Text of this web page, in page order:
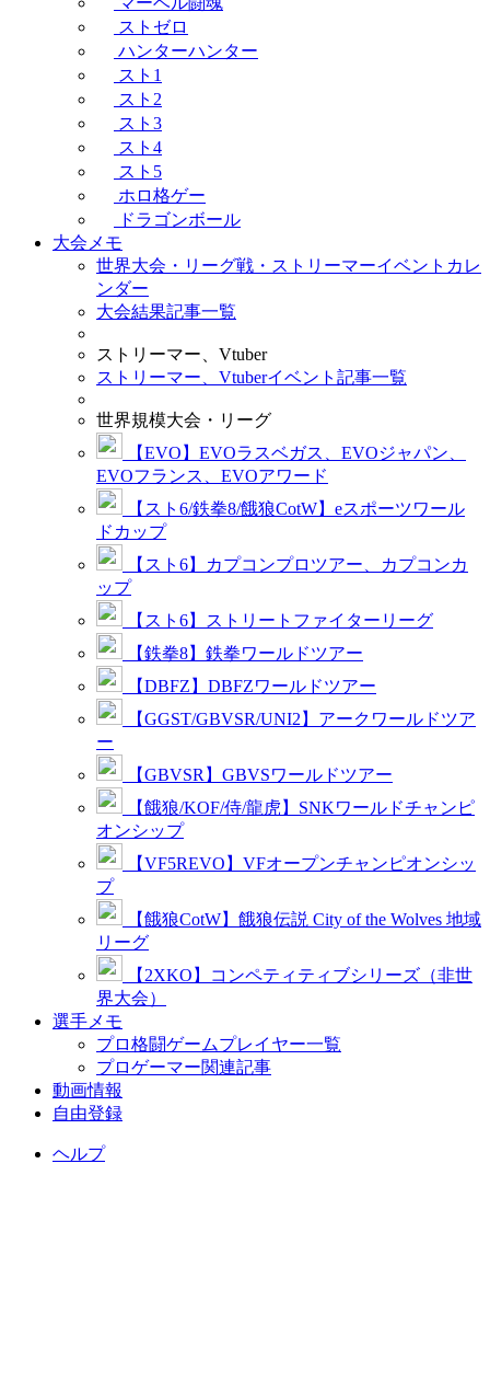
ストゼロ
ハンターハンター
スト1
スト2
スト3
スト4
スト5
ホロ格ゲー
ドラゴンボール
大会メモ
世界大会・リーグ戦・ストリーマーイベントカレ
ンダー
大会結果記事一覧
ストリーマー、Vtuber
ストリーマー、Vtuberイベント記事一覧
世界規模大会・リーグ
【EVO】EVOラスベガス、EVOジャパン、
EVOフランス、EVOアワード
【スト6/鉄拳8/餓狼CotW】eスポーツワール
ドカップ
【スト6】カプコンプロツアー、カプコンカ
ップ
【スト6】ストリートファイターリーグ
【鉄拳8】鉄拳ワールドツアー
【DBFZ】DBFZワールドツアー
【GGST/GBVSR/UNI2】アークワールドツア
ー
【GBVSR】GBVSワールドツアー
【餓狼/KOF/侍/龍虎】SNKワールドチャンピ
オンシップ
【VF5REVO】VFオープンチャンピオンシッ
プ
【餓狼CotW】餓狼伝説 City of the Wolves 地域
リーグ
【2XKO】コンペティティブシリーズ（非世
界大会）
選手メモ
プロ格闘ゲームプレイヤー一覧
プロゲーマー関連記事
動画情報
自由登録
ヘルプ